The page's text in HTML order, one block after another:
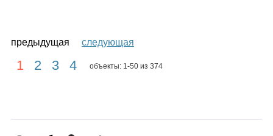
предыдущая следующая
1 2 3 4 объекты: 1-50 из 374